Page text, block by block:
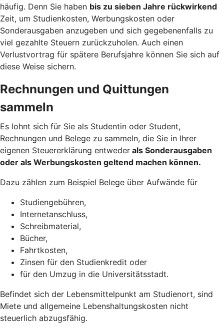
häufig. Denn Sie haben bis zu sieben Jahre rückwirkend
Zeit, um Studienkosten, Werbungskosten oder
Sonderausgaben anzugeben und sich gegebenenfalls zu
viel gezahlte Steuern zurückzuholen. Auch einen
Verlustvortrag für spätere Berufsjahre können Sie sich auf
diese Weise sichern.
Rechnungen und Quittungen
sammeln
Es lohnt sich für Sie als Studentin oder Student,
Rechnungen und Belege zu sammeln, die Sie in Ihrer
eigenen Steuererklärung entweder als Sonderausgaben
oder als Werbungskosten geltend machen können.
Dazu zählen zum Beispiel Belege über Aufwände für
Studiengebühren,
Internetanschluss,
Schreibmaterial,
Bücher,
Fahrtkosten,
Zinsen für den Studienkredit oder
für den Umzug in die Universitätsstadt.
Befindet sich der Lebensmittelpunkt am Studienort, sind
Miete und allgemeine Lebenshaltungskosten nicht
steuerlich abzugsfähig.